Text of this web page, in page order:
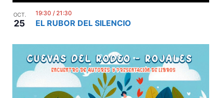
OCT.
25 EL RUBOR DEL SILENCIO
19:30 / 21:30